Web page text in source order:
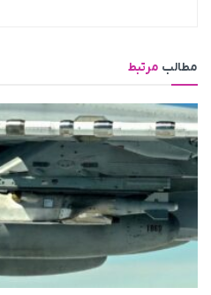
مطالب مرتبط